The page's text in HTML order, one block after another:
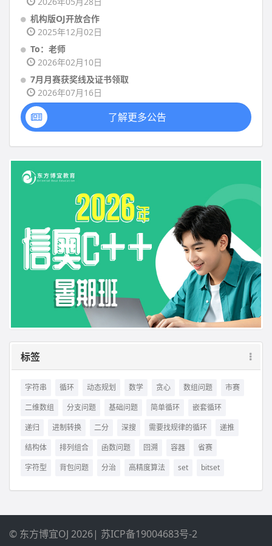
机构版OJ开放合作
2025年12月02日
To：老师
2026年02月10日
7月月赛获奖线及证书领取
2026年07月16日
了解更多公告
标签
字符串 循环 动态规划 数学 贪心 数组问题
市赛
二维数组
分支问题 基础问题 简单循环
嵌套循环
递归
进制转换 二分 深搜 需要找规律的循环
递推
结构体
排列组合 函数问题 回溯 容器
省赛
字符型
背包问题 分治 高精度算法 set bitset
© 东方博宜OJ 2026| 苏ICP备19004683号-2